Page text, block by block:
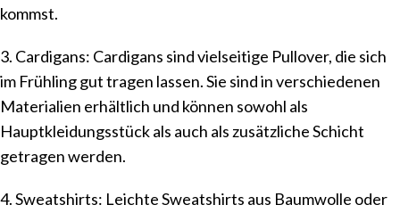
kommst.
3. Cardigans: Cardigans sind vielseitige Pullover, die sich
im Frühling gut tragen lassen. Sie sind in verschiedenen
Materialien erhältlich und können sowohl als
Hauptkleidungsstück als auch als zusätzliche Schicht
getragen werden.
4. Sweatshirts: Leichte Sweatshirts aus Baumwolle oder